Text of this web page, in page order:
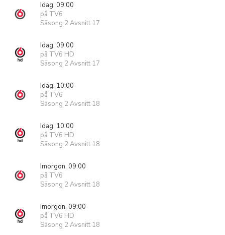
Idag, 09:00
på TV6
Säsong 2 Avsnitt 17
Idag, 09:00
på TV6 HD
Säsong 2 Avsnitt 17
Idag, 10:00
på TV6
Säsong 2 Avsnitt 18
Idag, 10:00
på TV6 HD
Säsong 2 Avsnitt 18
Imorgon, 09:00
på TV6
Säsong 2 Avsnitt 18
Imorgon, 09:00
på TV6 HD
Säsong 2 Avsnitt 18